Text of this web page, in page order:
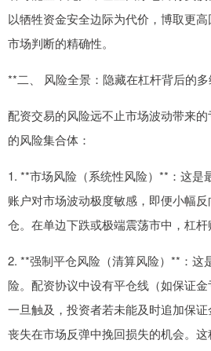
以牺牲资金安全边际为代价，博取更
市场判断的精确性。
**二、 风险全景：隐藏在杠杆背后的
配资交易的风险远不止市场波动带来
的风险集合体：
1. **市场风险（系统性风险）**：这是
账户对市场波动极度敏感，即便小幅
仓。在单边下跌或极端震荡市中，杠杆
2. **强制平仓风险（清算风险）**：这
险。配资协议中设有平仓线（如保证金
一旦触及，投资者若未能及时追加保证
丧失在市场反弹中挽回损失的机会。这